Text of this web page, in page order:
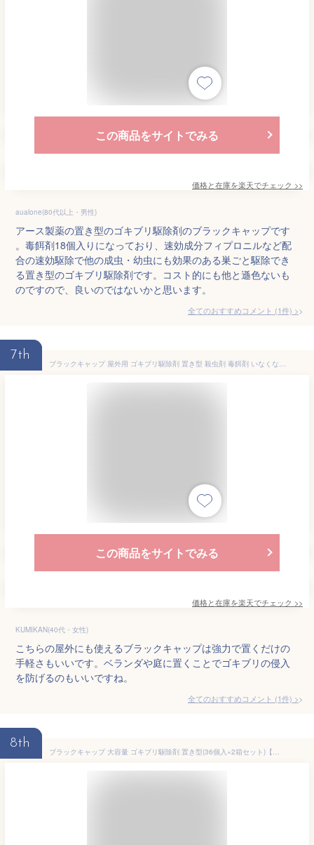
この商品をサイトでみる
価格と在庫を楽天でチェック >>
aualone(80代以上・男性)
アース製薬の置き型のゴキブリ駆除剤のブラックキャップです
。毒餌剤18個入りになっており、速効成分フィプロニルなど配
合の速効駆除で他の成虫・幼虫にも効果のある巣ごと駆除でき
る置き型のゴキブリ駆除剤です。コスト的にも他と遜色ないも
のですので、良いのではないかと思います。
全てのおすすめコメント (1件) >
7th
ブラックキャップ 屋外用 ゴキブリ駆除剤 置き型 殺虫剤 毒餌剤 いなくなる ベイト剤(8コ入*2箱セット)【b00c】【ブラックキャップ】
この商品をサイトでみる
価格と在庫を楽天でチェック >>
KUMIKAN(40代・女性)
こちらの屋外にも使えるブラックキャップは強力で置くだけの
手軽さもいいです。ベランダや庭に置くことでゴキブリの侵入
を防げるのもいいですね。
全てのおすすめコメント (1件) >
8th
ブラックキャップ 大容量 ゴキブリ駆除剤 置き型(36個入×2箱セット)【ブラックキャップ】